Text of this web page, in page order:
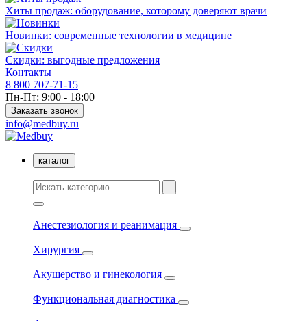
Хиты продаж: оборудование, которому доверяют врачи
Новинки: современные технологии в медицине
Скидки: выгодные предложения
Контакты
8 800 707-71-15
Пн-Пт: 9:00 - 18:00
Заказать звонок
info@medbuy.ru
каталог
Анестезиология и реанимация
Хирургия
Акушерство и гинекология
Функциональная диагностика